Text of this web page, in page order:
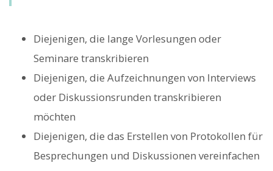
Diejenigen, die lange Vorlesungen oder
Seminare transkribieren
Diejenigen, die Aufzeichnungen von Interviews
oder Diskussionsrunden transkribieren
möchten
Diejenigen, die das Erstellen von Protokollen für
Besprechungen und Diskussionen vereinfachen